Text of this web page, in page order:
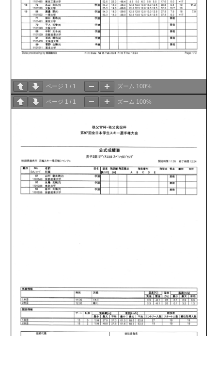
ページ 1 / 1 ズーム 100%
ページ 1 / 1 ズーム 100%